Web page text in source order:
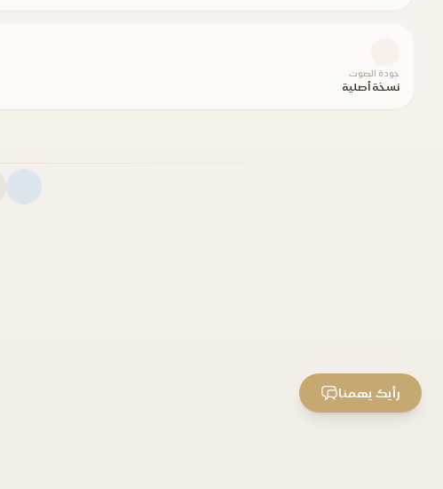
جودة الصوت
نسخة أصلية
رأيك يهمنا